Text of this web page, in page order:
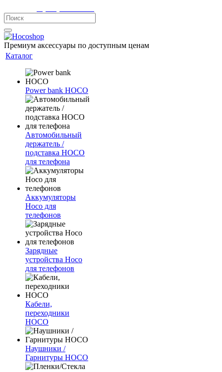
Премиум аксессуары по доступным ценам
Каталог
Power bank HOCO
Автомобильный
держатель /
подставка HOCO
для телефона
Аккумуляторы
Hoco для
телефонов
Зарядные
устройства Hoco
для телефонов
Кабели,
переходники
HOCO
Наушники /
Гарнитуры HOCO